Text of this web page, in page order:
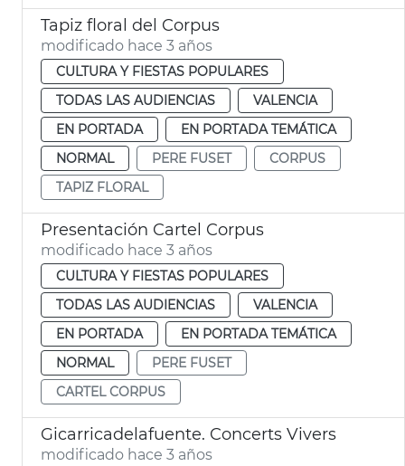
Tapiz floral del Corpus
modificado hace 3 años
CULTURA Y FIESTAS POPULARES
TODAS LAS AUDIENCIAS
VALENCIA
EN PORTADA
EN PORTADA TEMÁTICA
NORMAL
PERE FUSET
CORPUS
TAPIZ FLORAL
Presentación Cartel Corpus
modificado hace 3 años
CULTURA Y FIESTAS POPULARES
TODAS LAS AUDIENCIAS
VALENCIA
EN PORTADA
EN PORTADA TEMÁTICA
NORMAL
PERE FUSET
CARTEL CORPUS
Gicarricadelafuente. Concerts Vivers
modificado hace 3 años